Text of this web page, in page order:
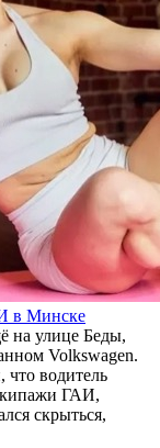
в Минске
на улице Беды,
Volkswagen.
водитель
ГАИ,
скрыться,